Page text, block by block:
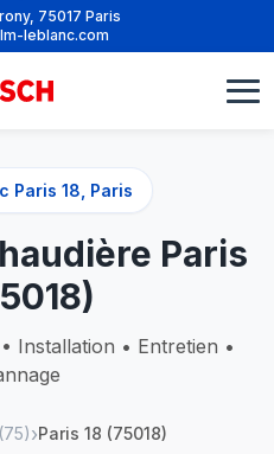
75017 Paris
leblanc.com
Paris 18, Paris
Paris
Installation • Entretien •
Paris 18 (75018)